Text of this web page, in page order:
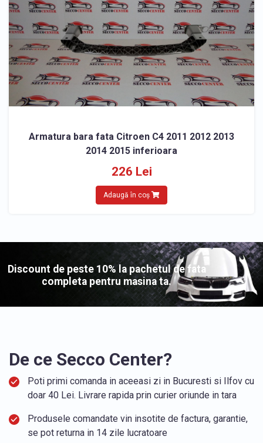
Armatura bara fata Citroen C4 2011 2012 2013
2014 2015 inferioara
226 Lei
Adaugă în coș
Discount de peste 10% la pachetul de fata
completa pentru masina ta.
De ce Secco Center?
Poti primi comanda in aceeasi zi in Bucuresti si Ilfov cu
doar 40 Lei. Livrare rapida prin curier oriunde in tara
Produsele comandate vin insotite de factura, garantie,
se pot returna in 14 zile lucratoare